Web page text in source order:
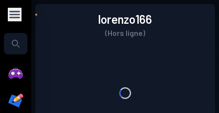
lorenzo166
(Hors ligne)